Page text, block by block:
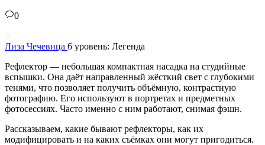
0
Лиза Чечевица 6 уровень: Легенда
Рефлектор — небольшая компактная насадка на студийные
вспышки. Она даёт направленный жёсткий свет с глубокими
тенями, что позволяет получить объёмную, контрастную
фотографию. Его используют в портретах и предметных
фотосессиях. Часто именно с ним работают, снимая фэшн.
Рассказываем, какие бывают рефлекторы, как их
модифицировать и на каких съёмках они могут пригодиться.